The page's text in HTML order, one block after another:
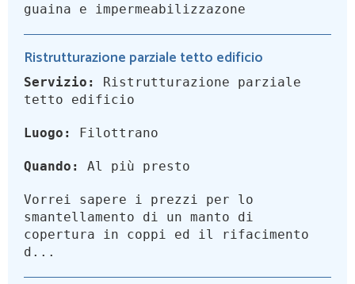
guaina e impermeabilizzazone
Ristrutturazione parziale tetto edificio
Servizio:
Ristrutturazione parziale
tetto edificio
Luogo: Filottrano
Quando: Al più presto
Vorrei sapere i prezzi per lo
smantellamento di un manto di
copertura in coppi ed il rifacimento
d...